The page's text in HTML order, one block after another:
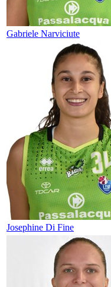
Gabriele Narviciute
Josephine Di Fine